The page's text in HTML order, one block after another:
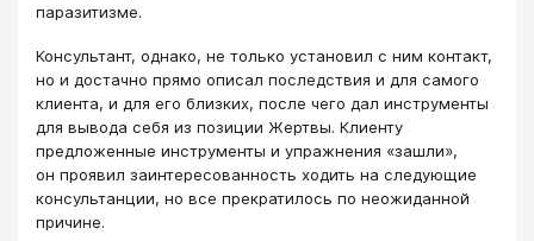
паразитизме.
Консультант, однако, не только установил с ним контакт,
но и достачно прямо описал последствия и для самого
клиента, и для его близких, после чего дал инструменты
для вывода себя из позиции Жертвы. Клиенту
предложенные инструменты и упражнения «зашли»,
он проявил заинтересованность ходить на следующие
консультанции, но все прекратилось по неожиданной
причине.